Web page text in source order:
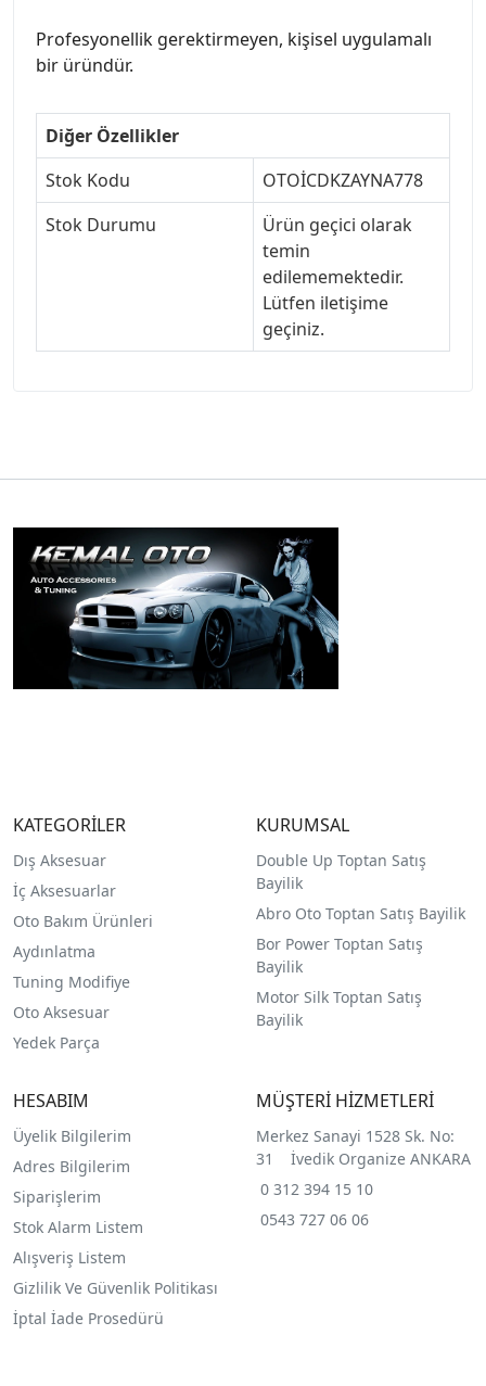
Profesyonellik gerektirmeyen, kişisel uygulamalı
bir üründür.
Diğer Özellikler
Stok Kodu
OTOİCDKZAYNA778
Stok Durumu
Ürün geçici olarak
temin
edilememektedir.
Lütfen iletişime
geçiniz.
KATEGORİLER
Dış Aksesuar
İç Aksesuarlar
Oto Bakım Ürünleri
Aydınlatma
Tuning Modifiye
Oto Aksesuar
Yedek Parça
KURUMSAL
Double Up Toptan Satış
Bayilik
Abro Oto Toptan Satış Bayilik
Bor Power Toptan Satış
Bayilik
Motor Silk Toptan Satış
Bayilik
HESABIM
Üyelik Bilgilerim
Adres Bilgilerim
Siparişlerim
Stok Alarm Listem
Alışveriş Listem
Gizlilik Ve Güvenlik Politikası
İptal İade Prosedürü
MÜŞTERİ HİZMETLERİ
Merkez Sanayi 1528 Sk. No:
31 İvedik Organize ANKARA
0 312 394 15 10
0543 727 06 06